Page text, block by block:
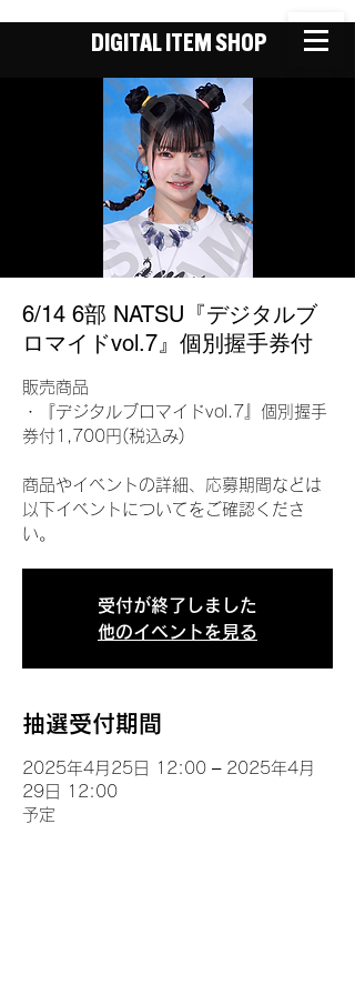
DIGITAL ITEM SHOP
6/14 6部 NATSU『デジタルブ
ロマイドvol.7』個別握手券付
販売商品
・『デジタルブロマイドvol.7』個別握手
券付1,700円(税込み)
商品やイベントの詳細、応募期間などは
以下イベントについてをご確認くださ
い。
受付が終了しました
他のイベントを見る
抽選受付期間
2025年4月25日 12:00 – 2025年4月
29日 12:00
予定